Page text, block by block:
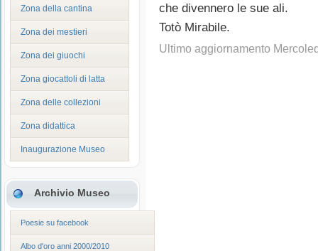
Zona della cantina
Zona dei mestieri
Zona dei giuochi
Zona giocattoli di latta
Zona delle collezioni
Zona didattica
Inaugurazione Museo
Archivio Museo
Poesie su facebook
Albo d'oro anni 2000/2010
che divennero le sue ali.
Totò Mirabile.
Ultimo aggiornamento